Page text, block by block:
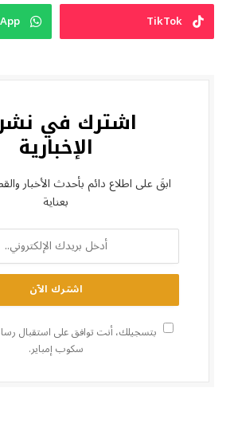
TikTok
اشترك في
الإخبارية
ابقَ على اطلاع دائم بأحدث الأخبار
بعناية
بتسجيلك، أنت توافق على استقبال
سكوب إمباير.